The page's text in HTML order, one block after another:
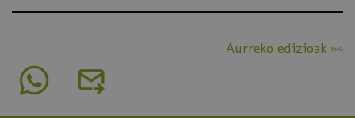
Aurreko edizioak »»